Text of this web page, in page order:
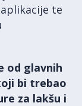
te
od glavnih
bi trebao
za lakšu i